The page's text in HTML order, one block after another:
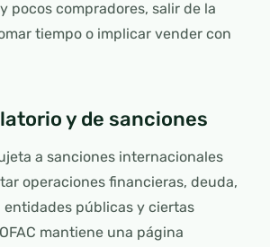
pocos compradores, salir de la
tiempo o implicar vender con
y de sanciones
a sanciones internacionales
operaciones financieras, deuda,
entidades públicas y ciertas
mantiene una página